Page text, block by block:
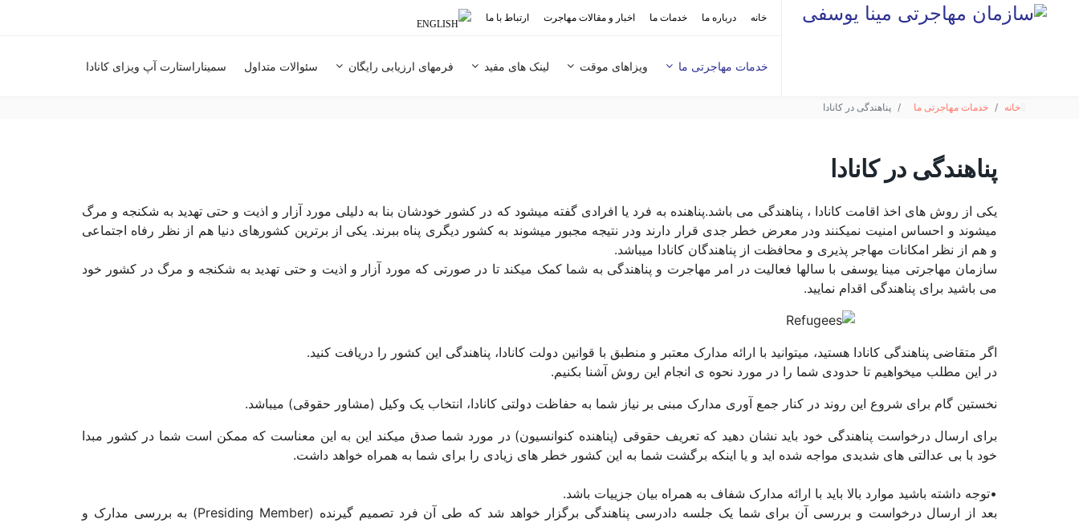
خانه درباره ما خدمات ما اخبار و مقالات مهاجرت ارتباط با ما
خدمات مهاجرتی ما ویزاهای موقت لینک های مفید فرمهای ارزیابی رایگان سئوالات متداول سمیناراستارت آپ ویزای کانادا
خانه خدمات مهاجرتی ما پناهندگی در کانادا
پناهندگی در کانادا
یکی از روش های اخذ اقامت کانادا ، پناهندگی می باشد.پناهنده به فرد یا افرادی گفته میشود که در کشور خودشان بنا به دلیلی مورد آزار و اذیت و حتی تهدید به شکنجه و مرگ
میشوند و احساس امنیت نمیکنند ودر معرض خطر جدی قرار دارند ودر نتیجه مجبور میشوند به کشور دیگری پناه ببرند. یکی از برترین کشورهای دنیا هم از نظر رفاه اجتماعی
و هم از نظر امکانات مهاجر پذیری و محافظت از پناهندگان کانادا میباشد.
سازمان مهاجرتی مینا یوسفی با سالها فعالیت در امر مهاجرت و پناهندگی به شما کمک میکند تا در صورتی که مورد آزار و اذیت و حتی تهدید به شکنجه و مرگ در کشور خود
می باشید برای پناهندگی اقدام نمایید.
اگر متقاضی پناهندگی کانادا هستید، میتوانید با ارائه مدارک معتبر و منطبق با قوانین دولت کانادا، پناهندگی این کشور را دریافت کنید.
در این مطلب میخواهیم تا حدودی شما را در مورد نحوه ی انجام این روش آشنا بکنیم.
نخستین گام برای شروع این روند در کنار جمع آوری مدارک مبنی بر نیاز شما به حفاظت دولتی کانادا، انتخاب یک وکیل (مشاور حقوقی) میباشد.
برای ارسال درخواست پناهندگی خود باید نشان دهید که تعریف حقوقی (پناهنده کنوانسیون) در مورد شما صدق میکند این به این معناست که ممکن است شما در کشور مبدا
خود با بی عدالتی های شدیدی مواجه شده اید و یا اینکه برگشت شما به این کشور خطر های زیادی را برای شما به همراه خواهد داشت.
•توجه داشته باشید موارد بالا باید با ارائه مدارک شفاف به همراه بیان جزییات باشد.
بعد از ارسال درخواست و بررسی آن برای شما یک جلسه دادرسی پناهندگی برگزار خواهد شد که طی آن فرد تصمیم گیرنده (Presiding Member) به بررسی مدارک و